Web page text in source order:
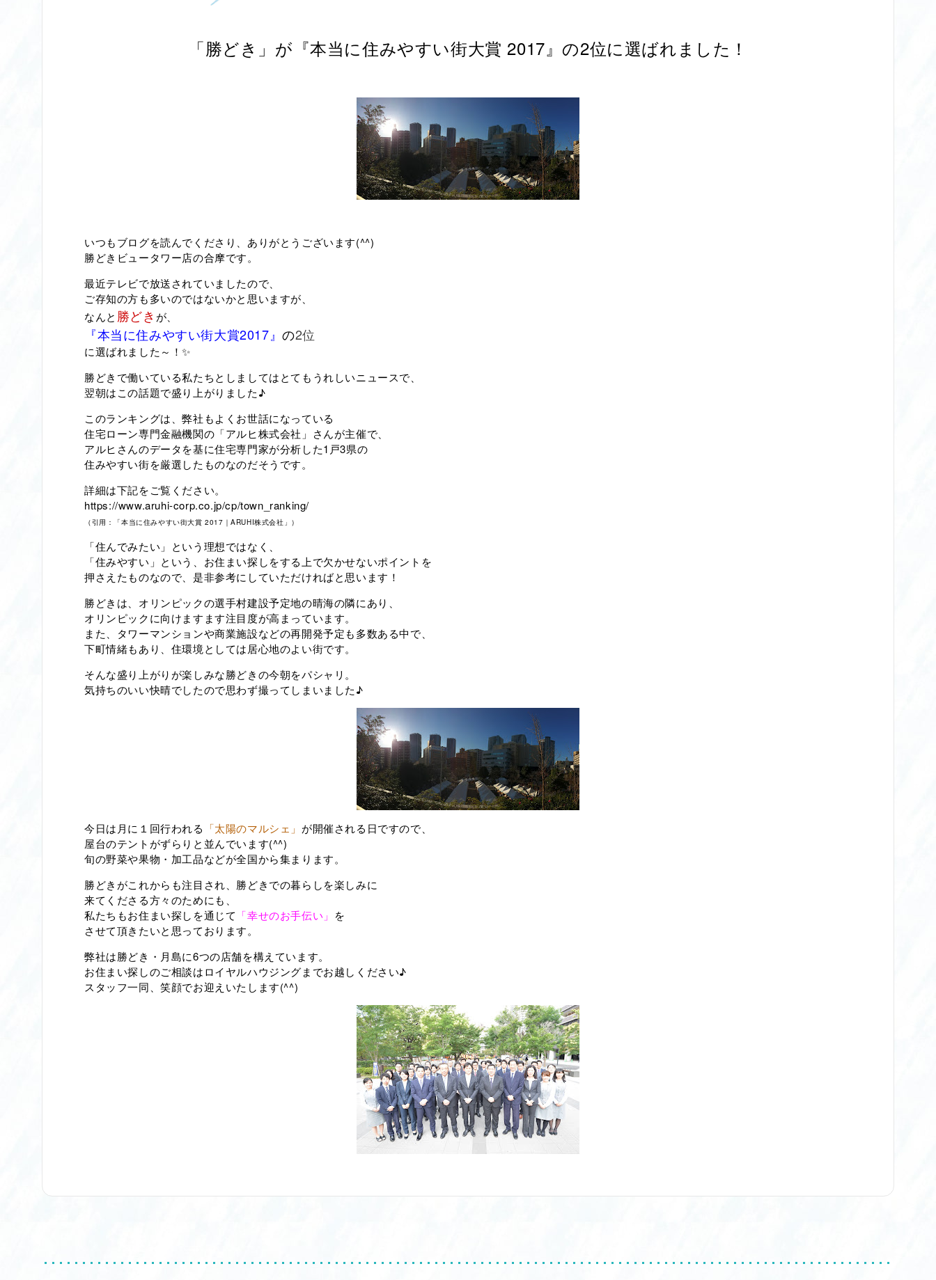
「勝どき」が『本当に住みやすい街大賞 2017』の2位に選ばれました！
いつもブログを読んでくださり、ありがとうございます(^^)
勝どきビュータワー店の合摩です。
最近テレビで放送されていましたので、
ご存知の方も多いのではないかと思いますが、
なんと 勝どき が、
『本当に住みやすい街大賞2017』の2位
に選ばれました～！✨
勝どきで働いている私たちとしましてはとてもうれしいニュースで、
翌朝はこの話題で盛り上がりました♪
このランキングは、弊社もよくお世話になっている
住宅ローン専門金融機関の「アルヒ株式会社」さんが主催で、
アルヒさんのデータを基に住宅専門家が分析した1戸3県の
住みやすい街を厳選したものなのだそうです。
詳細は下記をご覧ください。
https://www.aruhi-corp.co.jp/cp/town_ranking/
（引用：「本当に住みやすい街大賞 2017｜ARUHI株式会社」）
「住んでみたい」という理想ではなく、
「住みやすい」という、お住まい探しをする上で欠かせないポイントを
押さえたものなので、是非参考にしていただければと思います！
勝どきは、オリンピックの選手村建設予定地の晴海の隣にあり、
オリンピックに向けますます注目度が高まっています。
また、タワーマンションや商業施設などの再開発予定も多数ある中で、
下町情緒もあり、住環境としては居心地のよい街です。
そんな盛り上がりが楽しみな勝どきの今朝をパシャリ。
気持ちのいい快晴でしたので思わず撮ってしまいました♪
今日は月に１回行われる 「太陽のマルシェ」 が開催される日ですので、
屋台のテントがずらりと並んでいます(^^)
旬の野菜や果物・加工品などが全国から集まります。
勝どきがこれからも注目され、勝どきでの暮らしを楽しみに
来てくださる方々のためにも、
私たちもお住まい探しを通じて 「幸せのお手伝い」 を
させて頂きたいと思っております。
弊社は勝どき・月島に6つの店舗を構えています。
お住まい探しのご相談はロイヤルハウジングまでお越しください♪
スタッフ一同、笑顔でお迎えいたします(^^)